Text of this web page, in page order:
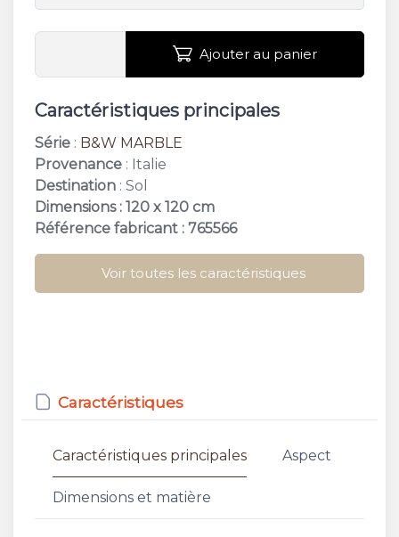
Ajouter au panier
Caractéristiques principales
Série : B&W MARBLE
Provenance : Italie
Destination : Sol
Dimensions : 120 x 120 cm
Référence fabricant : 765566
Voir toutes les caractéristiques
Caractéristiques
Caractéristiques principales Aspect
Dimensions et matière